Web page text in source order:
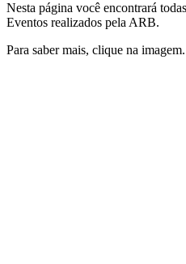
Nesta página você encontrará
Eventos realizados pela ARB.
Para saber mais, clique na imagem.